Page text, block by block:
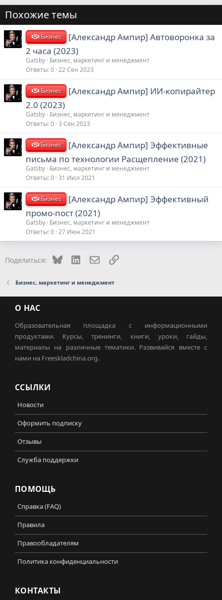
Похожие темы
Бизнес
[Александр Ампир] Автоворонка за
2 часа (2023)
Gatsby Бизнес, маркетинг и менеджмент
Ответы 0 22 Сен 2023
Бизнес
[Александр Ампир] ИИ-копирайтер
2.0 (2023)
Gatsby Бизнес, маркетинг и менеджмент
Ответы 0 3 Сен 2023
Бизнес
[Александр Ампир] Эффективные
письма по технологии Расщепление (2021)
Gatsby Бизнес, маркетинг и менеджмент
Ответы 0 31 Июл 2021
Бизнес
[Александр Ампир] Эффективный
промо-пост (2021)
Gatsby Бизнес, маркетинг и менеджмент
Ответы 0 27 Июн 2021
Поделиться: Bluesky LinkedInЭлектронная почта
Ссылка
Бизнес, маркетинг и менеджмент
О НАС
Образовательная площадка с информационными
продуктами. Курсы, тренинги, книги, уроки, гайды,
материалы на различные тематики. Развивайся вместе с
нами на Freeskladchina.org.
ССЫЛКИ
Новости
Оформить подписку
Отзывы
Служба поддержки
ПОМОЩЬ
Справка (FAQ)
Правила
Правообладателям
Политика конфиденциальности
КОНТАКТЫ